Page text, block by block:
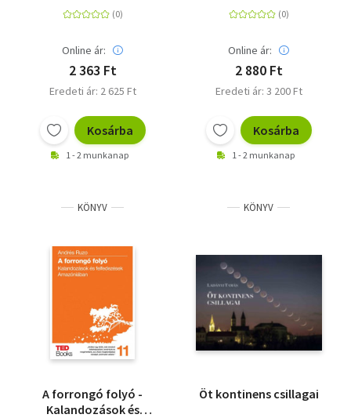
kerekét?
Online ár:
2 363 Ft
Eredeti ár: 2 625 Ft
Kosárba
1 - 2 munkanap
Online ár:
2 880 Ft
Eredeti ár: 3 200 Ft
Kosárba
1 - 2 munkanap
KÖNYV
A forrongó folyó -
Kalandozások és
KÖNYV
Öt kontinens csillagai